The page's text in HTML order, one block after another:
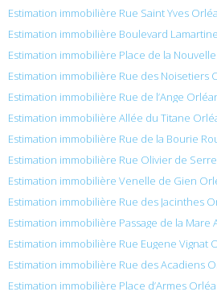
Estimation immobilière Rue Saint Yves
Estimation immobilière Boulevard
Estimation immobilière Place de la
Estimation immobilière Rue des Noisetiers
Estimation immobilière Rue de l’Ange
Estimation immobilière Allée du Titane
Estimation immobilière Rue de la Bourie
Estimation immobilière Rue Olivier de
Estimation immobilière Venelle de Gien
Estimation immobilière Rue des Jacinthes
Estimation immobilière Passage de la Mare
Estimation immobilière Rue Eugene Vignat
Estimation immobilière Rue des Acadiens
Estimation immobilière Place d’Armes